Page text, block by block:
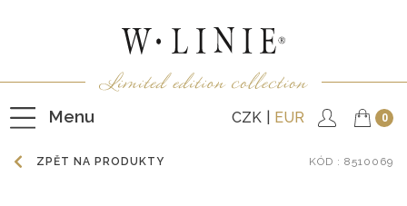
Menu CZK EUR 0
ZPĚT NA PRODUKTY KÓD : 8510069